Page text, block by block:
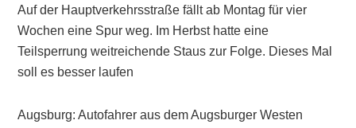
Auf der Hauptverkehrsstraße fällt ab Montag für vier
Wochen eine Spur weg. Im Herbst hatte eine
Teilsperrung weitreichende Staus zur Folge. Dieses Mal
soll es besser laufen
Augsburg: Autofahrer aus dem Augsburger Westen